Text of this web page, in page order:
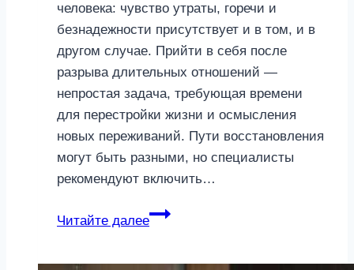
человека: чувство утраты, горечи и
безнадежности присутствует и в том, и в
другом случае. Прийти в себя после
разрыва длительных отношений —
непростая задача, требующая времени
для перестройки жизни и осмысления
новых переживаний. Пути восстановления
могут быть разными, но специалисты
рекомендуют включить…
Читайте далее
Не